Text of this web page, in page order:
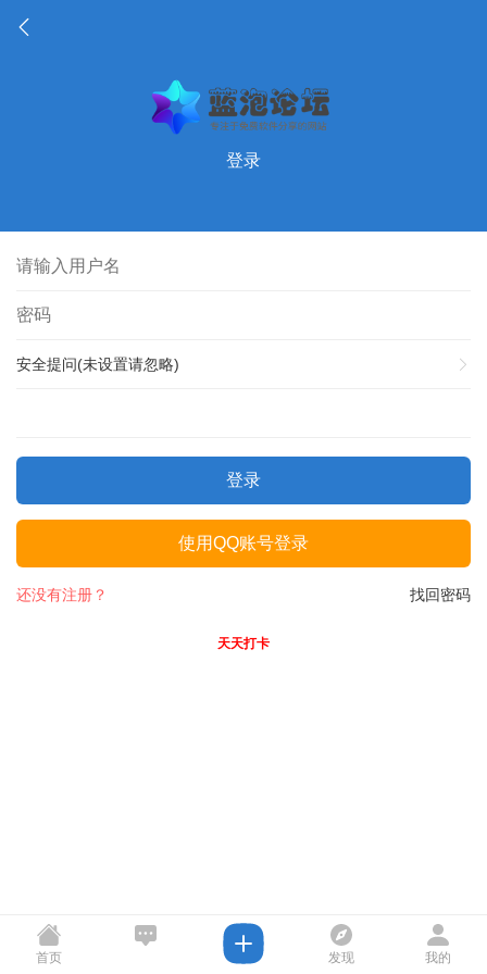
登录
安全提问(未设置请忽略)
登录
使用QQ账号登录
找回密码
还没有注册？
天天打卡
首页 发现 我的